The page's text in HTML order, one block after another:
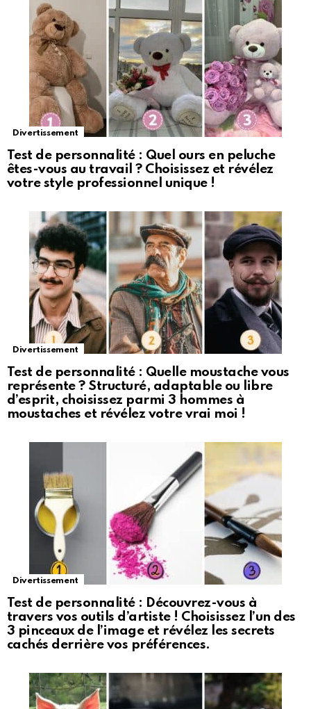
Divertissement
Test de personnalité : Quel ours en peluche
êtes-vous au travail ? Choisissez et révélez
votre style professionnel unique !
Divertissement
Test de personnalité : Quelle moustache vous
représente ? Structuré, adaptable ou libre
d’esprit, choisissez parmi 3 hommes à
moustaches et révélez votre vrai moi !
Divertissement
Test de personnalité : Découvrez-vous à
travers vos outils d’artiste ! Choisissez l’un des
3 pinceaux de l’image et révélez les secrets
cachés derrière vos préférences.